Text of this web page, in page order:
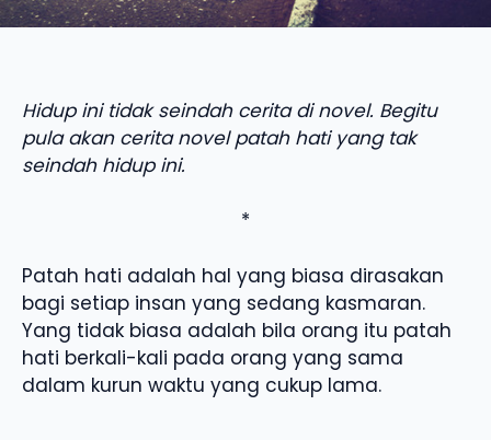
Hidup ini tidak seindah cerita di novel. Begitu
pula akan cerita novel patah hati yang tak
seindah hidup ini.
*
Patah hati adalah hal yang biasa dirasakan
bagi setiap insan yang sedang kasmaran.
Yang tidak biasa adalah bila orang itu patah
hati berkali-kali pada orang yang sama
dalam kurun waktu yang cukup lama.